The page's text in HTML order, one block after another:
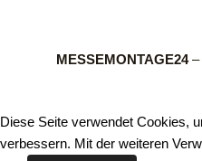
MESSEMONTAGE24–
Diese Seite verwendet Cookies,
verbessern. Mit der weiteren